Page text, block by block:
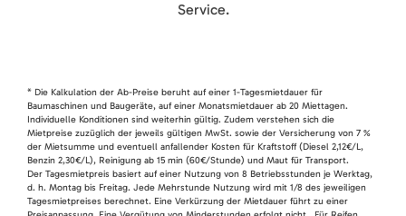
Service.
* Die Kalkulation der Ab-Preise beruht auf einer 1-Tagesmietdauer für
Baumaschinen und Baugeräte, auf einer Monatsmietdauer ab 20 Miettagen.
Individuelle Konditionen sind weiterhin gültig. Zudem verstehen sich die
Mietpreise zuzüglich der jeweils gültigen MwSt. sowie der Versicherung von 7 %
der Mietsumme und eventuell anfallender Kosten für Kraftstoff (Diesel 2,12€/L,
Benzin 2,30€/L), Reinigung ab 15 min (60€/Stunde) und Maut für Transport.
Der Tagesmietpreis basiert auf einer Nutzung von 8 Betriebsstunden je Werktag,
d. h. Montag bis Freitag. Jede Mehrstunde Nutzung wird mit 1/8 des jeweiligen
Tagesmietpreises berechnet. Eine Verkürzung der Mietdauer führt zu einer